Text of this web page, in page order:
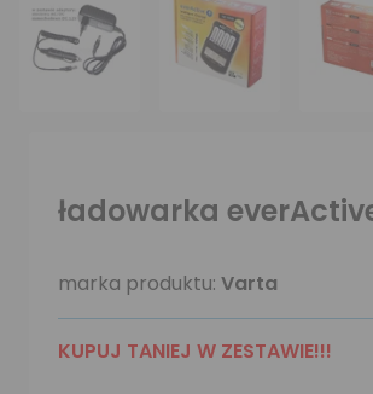
ładowarka
marka produktu: Varta
KUPUJ TANIEJ W ZESTAWIE!!!